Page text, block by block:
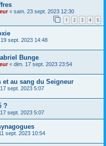
« sam. 23 sept. 2023 12:30
1 2 3 4 5
sept. 2023 14:48
Bunge
« dim. 17 sept. 2023 23:54
au sang du Seigneur
sept. 2023 5:07
?
sept. 2023 5:07
sept. 2023 10:54